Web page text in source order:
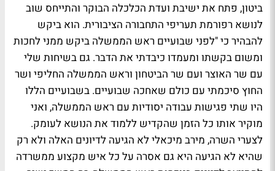
ביטון, פתח את ישיבת ועדת הכלכלה הבוקר והתייחס שוב
לנושא רפורמת תעריפי התחבורה הציבורית. הוא ביקש
להבהיר כי "לפני שבועיים ראש הממשלה ביקש ממני לחכות
ומשום בקשתו ומעמדו כיבדתי את הדבר. גם בשיחות שלי
עם שר האוצר ועם שר הביטחון וראש הממשלה החליפי ושר
החוץ סיכמתי עם כולם שאחכה שבועיים. בשבועיים הללו
היו שתי פגישות עבודה יסודיות עם ראש הממשלה, ואני
מוקיר אותו כל הזמן שהקדיש ללמוד את הנושא לעומק.
לצערי השרה, מירב מיכאלי לא הגיעה לדיונים האלה ולא רק
שהיא לא הגיעה היא גם אסרה על כל איש מקצוע ממשרדה